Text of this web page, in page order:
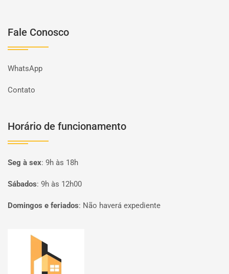
Fale Conosco
WhatsApp
Contato
Horário de funcionamento
Seg à sex: 9h às 18h
Sábados: 9h às 12h00
Domingos e feriados: Não haverá expediente
Página inicial